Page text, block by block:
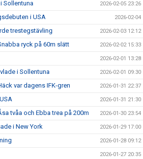
Sollentuna 2026-02-05 23:26
i USA 2026-02-04
trestegstävling 2026-02-03 12:12
ryck på 60m slätt 2026-02-02 15:33
2026-02-01 13:28
i Sollentuna 2026-02-01 09:30
var dagens IFK-gren 2026-01-31 22:37
2026-01-31 21:30
tvåa och Ebba trea på 200m 2026-01-30 23:54
i New York 2026-01-29 17:00
2026-01-28 09:12
2026-01-27 20:35